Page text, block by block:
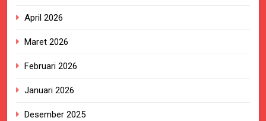
April 2026
Maret 2026
Februari 2026
Januari 2026
Desember 2025